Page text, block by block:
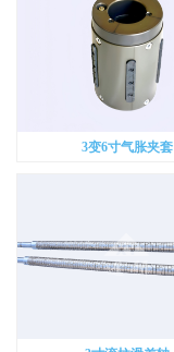
3变6寸气胀夹套